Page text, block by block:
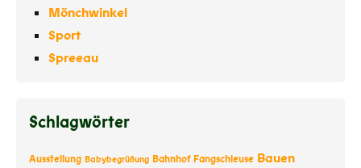
Mönchwinkel
Sport
Spreeau
Schlagwörter
Ausstellung Babybegrüßung Bahnhof Fangschleuse Bauen